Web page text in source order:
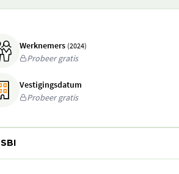
Werknemers (2024)
Probeer gratis
Vestigingsdatum
Probeer gratis
SBI